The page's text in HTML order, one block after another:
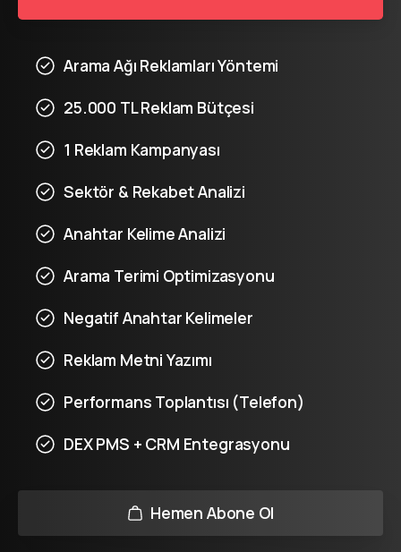
Arama Ağı Reklamları Yöntemi
25.000 TL Reklam Bütçesi
1 Reklam Kampanyası
Sektör & Rekabet Analizi
Anahtar Kelime Analizi
Arama Terimi Optimizasyonu
Negatif Anahtar Kelimeler​
Reklam Metni Yazımı​
Performans Toplantısı​​ (Telefon)
DEX PMS + CRM Entegrasyonu
Hemen Abone Ol